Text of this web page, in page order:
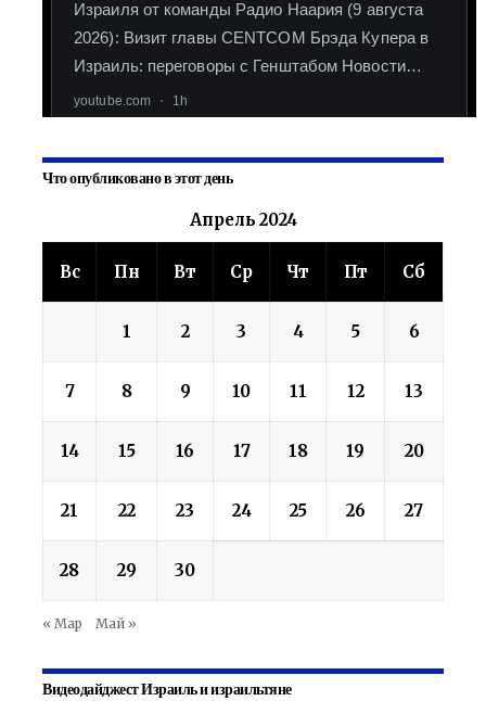
Что опубликовано в этот день
Апрель 2024
Вс Пн Вт Ср Чт Пт Сб
1 2 3 4 5 6
7 8 9 10 11 12 13
14 15 16 17 18 19 20
21 22 23 24 25 26 27
28 29 30
« Мар Май »
Видеодайджест Израиль и израильтяне